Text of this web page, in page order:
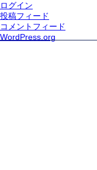
ログイン
投稿フィード
コメントフィード
WordPress.org